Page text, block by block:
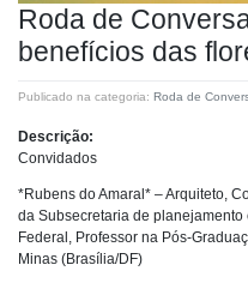
Roda de
benefícios das
Publicado na categoria: Roda de
Descrição:
Convidados
*Rubens do Amaral* – Arquiteto,
da Subsecretaria de
Federal, Professor na Pós-
Minas (Brasília/DF)